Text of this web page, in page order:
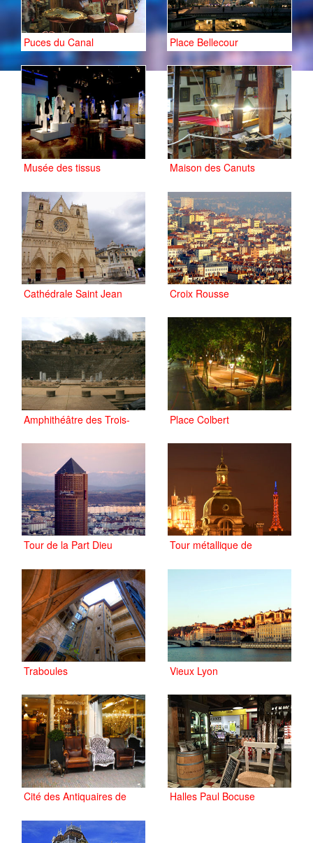
Puces du Canal Place Bellecour
Musée des tissus Maison des Canuts
Cathédrale Saint Jean Croix Rousse
Amphithéâtre des Trois-
Place Colbert
Tour de la Part Dieu
Tour métallique de
Traboules Vieux Lyon
Cité des Antiquaires de
Halles Paul Bocuse